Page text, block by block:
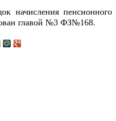
начисления пенсионного
главой №3 ФЗ№168.